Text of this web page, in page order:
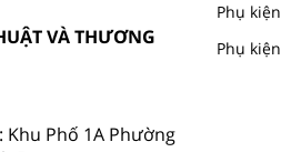
VÀ THƯƠNG
: Khu Phố 1A Phường
Phụ
Phụ